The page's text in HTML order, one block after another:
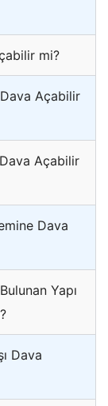
mi?
Dava Açabilir
Açabilir
Dava
Yapı
Dava